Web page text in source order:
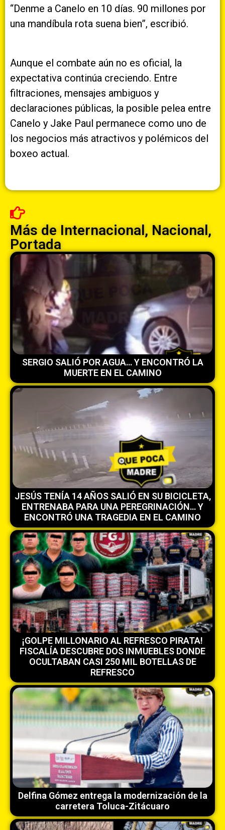
“Denme a Canelo en 10 días. 90 millones por
una mandíbula rota suena bien”, escribió.
Aunque el combate aún no es oficial, la
expectativa continúa creciendo. Entre
filtraciones, mensajes ambiguos y
declaraciones públicas, la posible pelea entre
Canelo y Jake Paul permanece como uno de
los negocios más atractivos y polémicos del
boxeo actual.
Más de Internacional , Nacional ,
Portada
SERGIO SALIÓ POR AGUA… Y ENCONTRÓ LA
MUERTE EN EL CAMINO
JESÚS TENÍA 14 AÑOS SALIÓ EN SU BICICLETA,
ENTRENABA PARA UNA PEREGRINACIÓN… Y
ENCONTRÓ UNA TRAGEDIA EN EL CAMINO
¡GOLPE MILLONARIO AL REFRESCO PIRATA!
FISCALÍA DESCUBRE DOS INMUEBLES DONDE
OCULTABAN CASI 250 MIL BOTELLAS DE
REFRESCO
Delfina Gómez entrega la modernización de la
carretera Toluca-Zitácuaro